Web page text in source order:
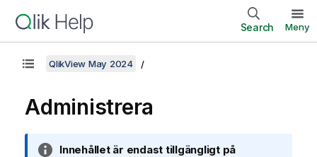
Search Meny
QlikView May 2024
Administrera
A
Innehållet är endast tillgängligt på